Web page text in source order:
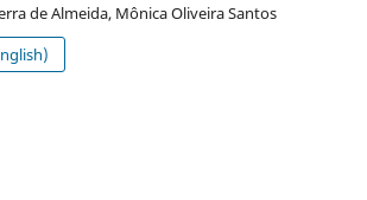
de Almeida, Mônica Oliveira Santos